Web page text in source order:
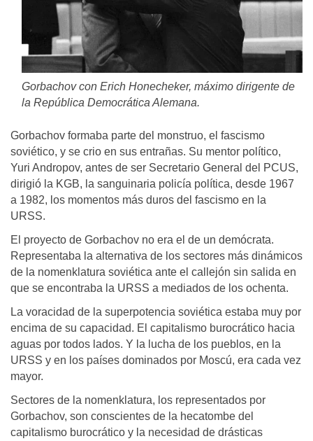
Gorbachov con Erich Honecheker, máximo dirigente de
la República Democrática Alemana.
Gorbachov formaba parte del monstruo, el fascismo
soviético, y se crio en sus entrañas. Su mentor político,
Yuri Andropov, antes de ser Secretario General del PCUS,
dirigió la KGB, la sanguinaria policía política, desde 1967
a 1982, los momentos más duros del fascismo en la
URSS.
El proyecto de Gorbachov no era el de un demócrata.
Representaba la alternativa de los sectores más dinámicos
de la nomenklatura soviética ante el callejón sin salida en
que se encontraba la URSS a mediados de los ochenta.
La voracidad de la superpotencia soviética estaba muy por
encima de su capacidad. El capitalismo burocrático hacia
aguas por todos lados. Y la lucha de los pueblos, en la
URSS y en los países dominados por Moscú, era cada vez
mayor.
Sectores de la nomenklatura, los representados por
Gorbachov, son conscientes de la hecatombe del
capitalismo burocrático y la necesidad de drásticas